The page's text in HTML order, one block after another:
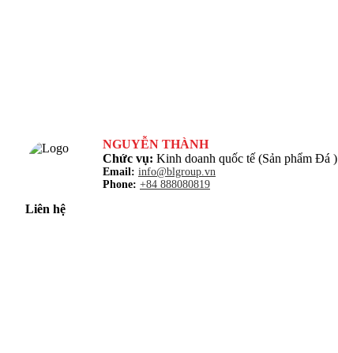
NGUYỄN THÀNH
Chức vụ: Kinh doanh quốc tế (Sản phẩm Đá )
Email: info@blgroup.vn
Phone: +84 888080819
Liên hệ